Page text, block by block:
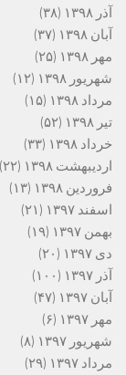
آذر ۱۳۹۸
(۳۸)
آبان ۱۳۹۸
(۳۷)
مهر ۱۳۹۸
(۲۵)
شهریور ۱۳۹۸
(۱۲)
مرداد ۱۳۹۸
(۱۵)
تیر ۱۳۹۸
(۵۲)
خرداد ۱۳۹۸
(۳۳)
اردیبهشت ۱۳۹۸
(۲۲)
فروردین ۱۳۹۸
(۱۳)
اسفند ۱۳۹۷
(۲۱)
بهمن ۱۳۹۷
(۱۹)
دی ۱۳۹۷
(۲۰)
آذر ۱۳۹۷
(۱۰۰)
آبان ۱۳۹۷
(۴۷)
مهر ۱۳۹۷
(۶)
شهریور ۱۳۹۷
(۸)
مرداد ۱۳۹۷
(۲۹)